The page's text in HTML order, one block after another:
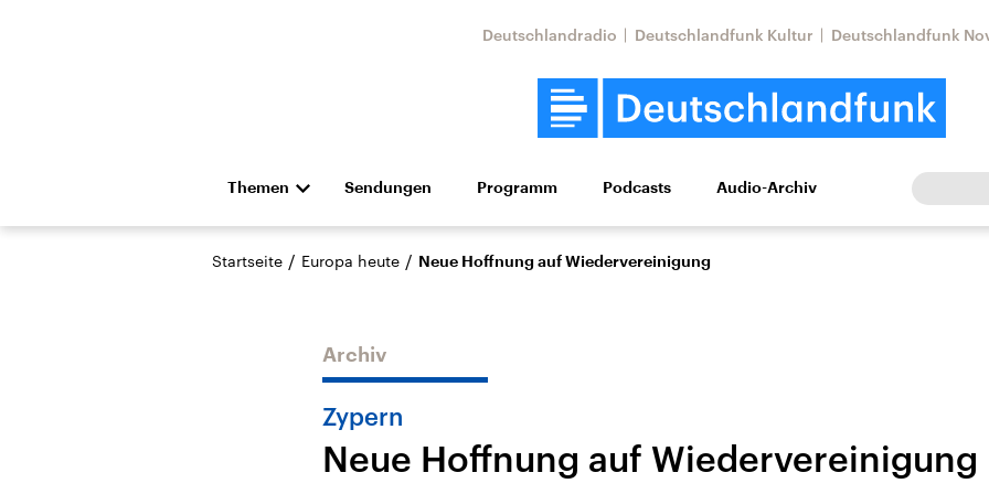
Deutschlandradio Deutschlandfunk Kultur Deutschlandfunk
Themen
Die Nachrichten Politik Wirtschaft Wissen Kultur Europa
Hörspiel und Feature Musik
Landtagswahl Sachsen-
USA
Aktuelle Beiträge,
Nahostkonflikt
Iran
Aktuelle Lage und
Sendungen Programm Podcasts Audio-Archiv
Startseite / Europa heute / Neue Hoffnung auf Wiedervereinigung
Archiv
Zypern
Neue Hoffnung auf Wiedervereinigung